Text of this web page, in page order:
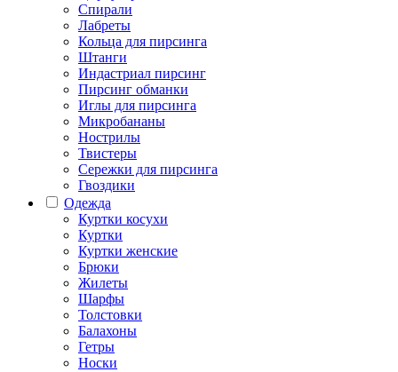
Спирали
Лабреты
Кольца для пирсинга
Штанги
Индастриал пирсинг
Пирсинг обманки
Иглы для пирсинга
Микробананы
Нострилы
Твистеры
Сережки для пирсинга
Гвоздики
Одежда
Куртки косухи
Куртки
Куртки женские
Брюки
Жилеты
Шарфы
Толстовки
Балахоны
Гетры
Носки